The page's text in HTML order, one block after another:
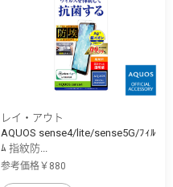
レイ・アウト
AQUOS sense4/lite/sense5G/ﾌｨﾙ
ﾑ 指紋防...
参考価格￥880